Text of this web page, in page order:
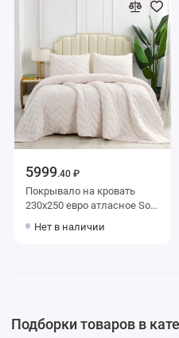
5999.40 ₽
Покрывало на кровать
230х250 евро атласное Sofi
Нет в наличии
Подборки товаров в